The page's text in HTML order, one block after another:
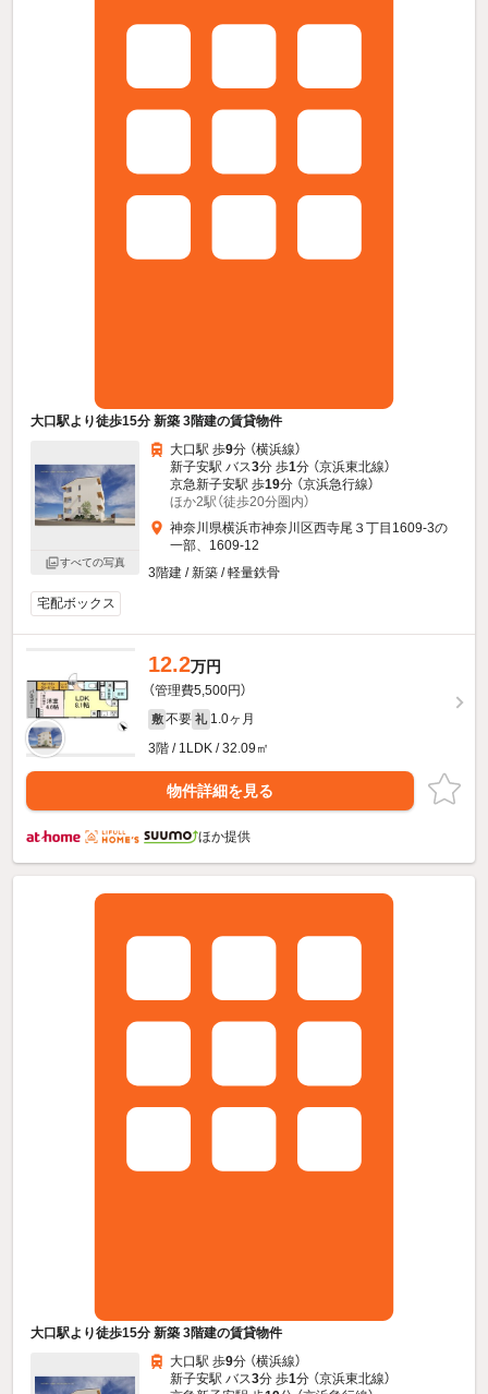
大口駅より徒歩15分 新築 3階建の賃貸物件
すべての写真
大口駅 歩9分 （横浜線）
新子安駅 バス3分 歩1分 （京浜東北線）
京急新子安駅 歩19分 （京浜急行線）
ほか2駅（徒歩20分圏内）
神奈川県横浜市神奈川区西寺尾３丁目1609-3の
一部、1609-12
3階建 / 新築 / 軽量鉄骨
宅配ボックス
12.2万円
（管理費5,500円）
敷 不要 礼 1.0ヶ月
3階 / 1LDK / 32.09㎡
物件詳細を見る
ほか提供
大口駅より徒歩15分 新築 3階建の賃貸物件
大口駅 歩9分 （横浜線）
新子安駅 バス3分 歩1分 （京浜東北線）